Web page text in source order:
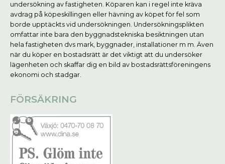
undersökning av fastigheten. Köparen kan i regel inte kräva
avdrag på köpeskillingen eller hävning av köpet för fel som
borde upptäckts vid undersökningen. Undersökningsplikten
omfattar inte bara den byggnadstekniska besiktningen utan
hela fastigheten dvs mark, byggnader, installationer m m. Även
när du köper en bostadsrätt är det viktigt att du undersöker
lägenheten och skaffar dig en bild av bostadsrättsföreningens
ekonomi och stadgar.
FÖRSÄKRING